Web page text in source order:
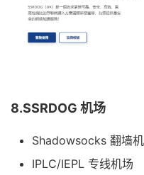
8.SSRDOG 机场
Shadowsocks 翻墙
IPLC/IEPL 专线机场